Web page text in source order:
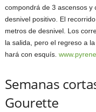
compondrá de 3 ascensos y
desnivel positivo. El
metros de desnivel. Los
la salida, pero el regreso a
hará con esquís.
Semanas
Gourette